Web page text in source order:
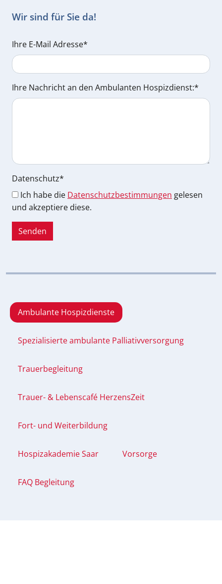
Wir sind für Sie da!
Ihre E-Mail Adresse*
Ihre Nachricht an den Ambulanten Hospizdienst:*
Datenschutz*
Ich habe die Datenschutzbestimmungen gelesen
und akzeptiere diese.
Ambulante Hospizdienste
Spezialisierte ambulante Palliativversorgung
Trauerbegleitung
Trauer- & Lebenscafé HerzensZeit
Fort- und Weiterbildung
Hospizakademie Saar Vorsorge
FAQ Begleitung